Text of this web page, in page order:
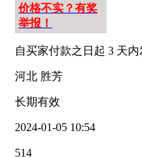
价格不实？有奖
举报！
自买家付款之日起 3 天内
河北 胜芳
长期有效
2024-01-05 10:54
514